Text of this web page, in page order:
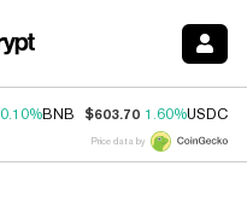
0.10%BNB $603.70 1.60%USDC
Price data by